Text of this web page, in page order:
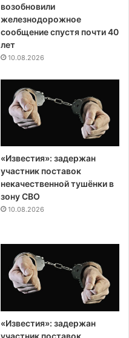
возобновили
железнодорожное
сообщение спустя почти 40
лет
10.08.2026
«Известия»: задержан
участник поставок
некачественной тушёнки в
зону СВО
10.08.2026
«Известия»: задержан
участник поставок